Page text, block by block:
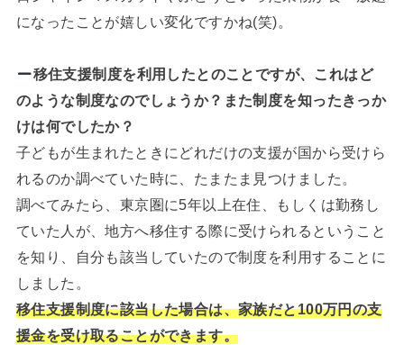
になったことが嬉しい変化ですかね(笑)。
移住支援制度を利用したとのことですが、これはど
のような制度なのでしょうか？また制度を知ったきっか
けは何でしたか？
子どもが生まれたときにどれだけの支援が国から受けら
れるのか調べていた時に、たまたま見つけました。
調べてみたら、東京圏に5年以上在住、もしくは勤務し
ていた人が、地方へ移住する際に受けられるということ
を知り、自分も該当していたので制度を利用することに
しました。
移住支援制度に該当した場合は、家族だと100万円の支
援金を受け取ることができます。